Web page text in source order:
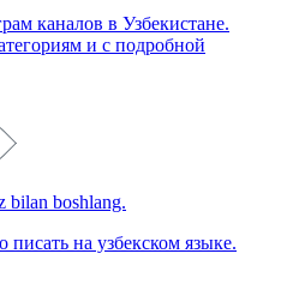
каналов в Узбекистане.
и с подробной
bilan boshlang.
на узбекском языке.